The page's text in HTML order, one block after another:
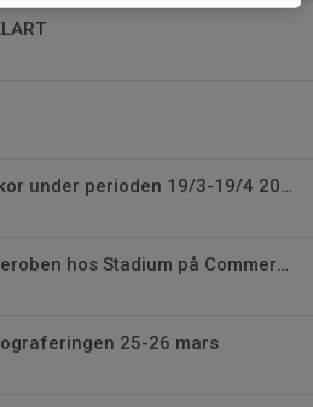
25% på fotbollsskor under perioden 19/3-19/4 2026.
Uppgradera garderoben hos Stadium på Commerce under v.14
25-26 mars